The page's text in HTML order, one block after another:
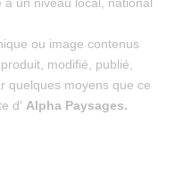
ou image contenus
modifié, publié,
quelques moyens que ce
d' Alpha Paysages.